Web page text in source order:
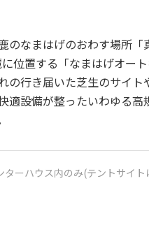
のなまはげのおわす場所「
位置する「なまはげオー
の行き届いた芝生のサイト
適設備が整ったいわゆる高
ーハウス内のみ(テントサイト